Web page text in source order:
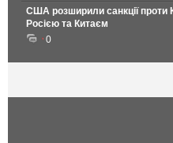
США розширили санкції проти
Росією та Китаєм
0